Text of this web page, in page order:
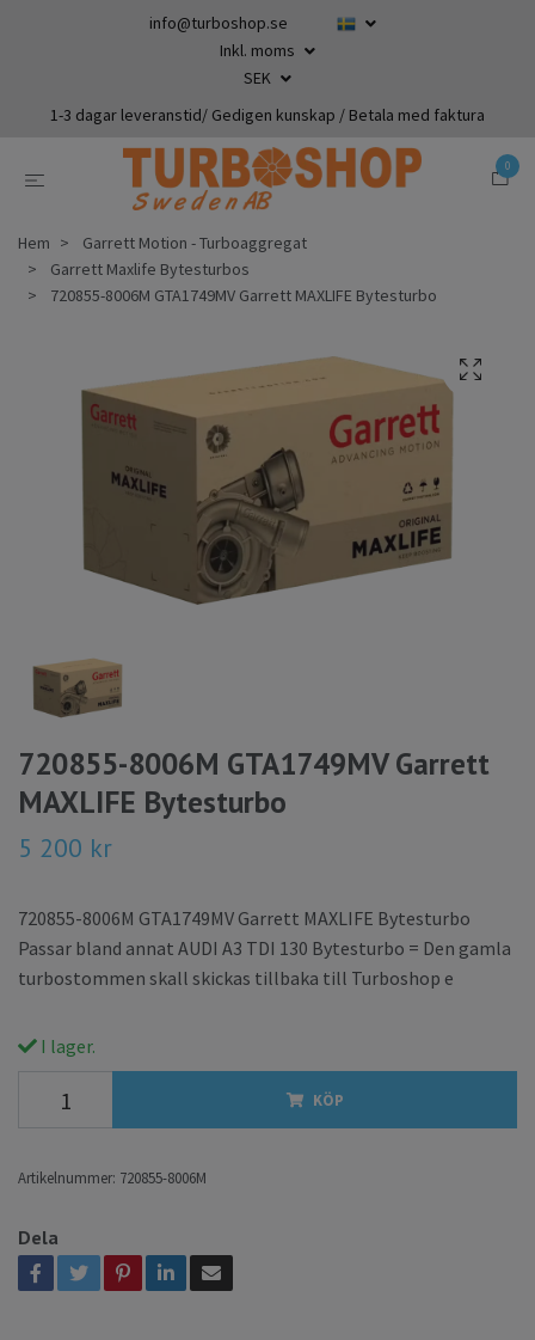
info@turboshop.se
Inkl. moms
SEK
1-3 dagar leveranstid/ Gedigen kunskap / Betala med faktura
0
Hem
Garrett Motion - Turboaggregat
Garrett Maxlife Bytesturbos
720855-8006M GTA1749MV Garrett MAXLIFE Bytesturbo
720855-8006M GTA1749MV Garrett
MAXLIFE Bytesturbo
5 200 kr
720855-8006M GTA1749MV Garrett MAXLIFE Bytesturbo
Passar bland annat AUDI A3 TDI 130 Bytesturbo = Den gamla
turbostommen skall skickas tillbaka till Turboshop e
I lager.
KÖP
Artikelnummer: 720855-8006M
Dela